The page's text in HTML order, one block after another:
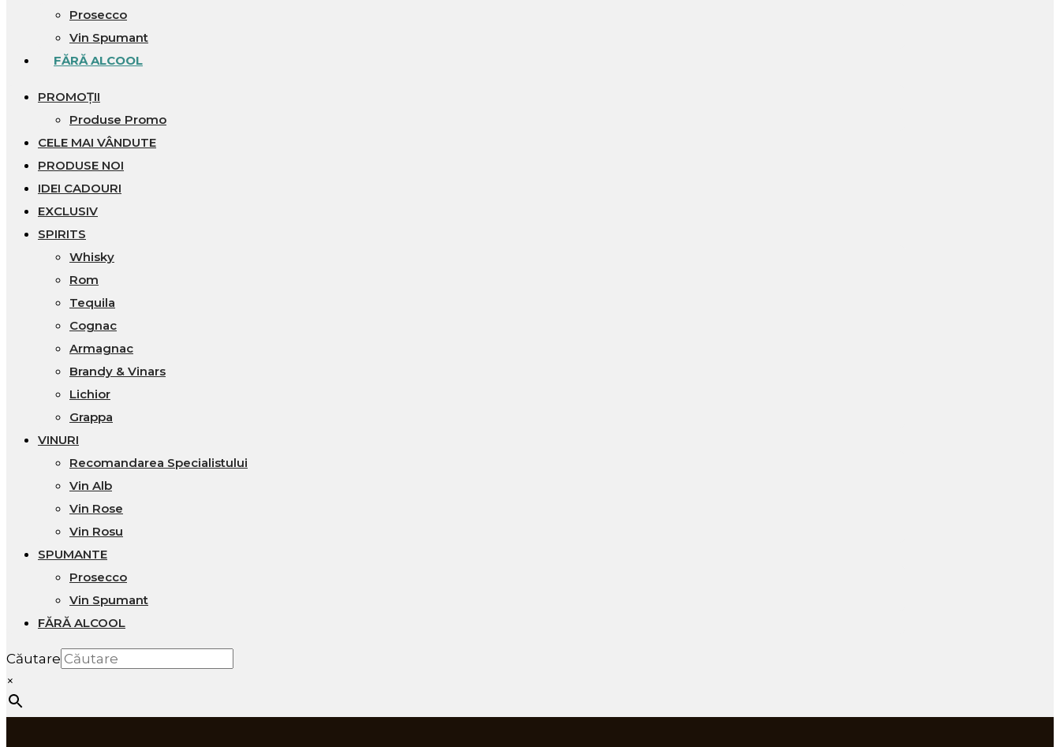
Prosecco
Vin Spumant
FĂRĂ ALCOOL
PROMOȚII
Produse Promo
CELE MAI VÂNDUTE
PRODUSE NOI
IDEI CADOURI
EXCLUSIV
SPIRITS
Whisky
Rom
Tequila
Cognac
Armagnac
Brandy & Vinars
Lichior
Grappa
VINURI
Recomandarea Specialistului
Vin Alb
Vin Rose
Vin Rosu
SPUMANTE
Prosecco
Vin Spumant
FĂRĂ ALCOOL
Căutare
×